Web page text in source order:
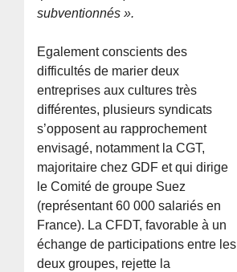
subventionnés ».
Egalement conscients des
difficultés de marier deux
entreprises aux cultures très
différentes, plusieurs syndicats
s’opposent au rapprochement
envisagé, notamment la CGT,
majoritaire chez GDF et qui dirige
le Comité de groupe Suez
(représentant 60 000 salariés en
France). La CFDT, favorable à un
échange de participations entre les
deux groupes, rejette la